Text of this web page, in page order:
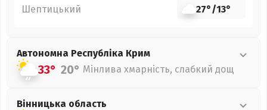
Шептицький 27°/13°
Автономна Республіка Крим
33° 20° Мінлива хмарність, слабкий дощ
Вінницька область